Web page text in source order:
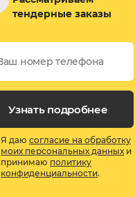
тендерные заказы
Узнать подробнее
Я даю согласие на обработку
моих персональных данных и
принимаю политику
конфиденциальности.